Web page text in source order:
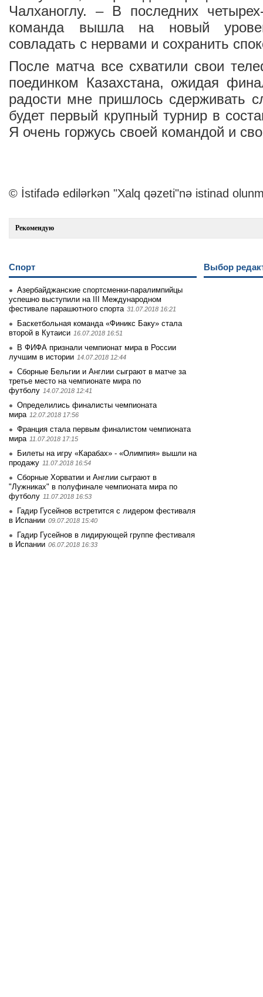
Чалханоглу. – В последних
команда вышла на новый
совладать с нервами и сохранить
После матча все схватили свои
поединком Казахстана, ожидая
радости мне пришлось сдерживать
будет первый крупный турнир в
Я очень горжусь своей командой и
© İstifadə edilərkən "Xalq qəzeti"nə istinad
Рекомендую
Спорт
Азербайджанские спортсменки-паралимпийцы
успешно выступили на III Международном
фестивале парашютного спорта 31.07.2018 16:21
Баскетбольная команда «Финикс Баку» стала
второй в Кутаиси 16.07.2018 16:51
В ФИФА признали чемпионат мира в России
лучшим в истории 14.07.2018 12:44
Сборные Бельгии и Англии сыграют в матче за
третье место на чемпионате мира по
футболу 14.07.2018 12:41
Определились финалисты чемпионата
мира 12.07.2018 17:56
Франция стала первым финалистом чемпионата
мира 11.07.2018 17:15
Билеты на игру «Карабах» - «Олимпия» вышли на
продажу 11.07.2018 16:54
Сборные Хорватии и Англии сыграют в
"Лужниках" в полуфинале чемпионата мира по
футболу 11.07.2018 16:53
Гадир Гусейнов встретится с лидером фестиваля
в Испании 09.07.2018 15:40
Гадир Гусейнов в лидирующей группе фестиваля
в Испании 06.07.2018 16:33
Выбор